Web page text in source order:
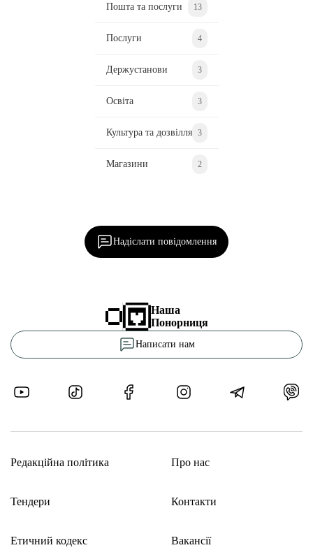
Пошта та послуги 13
Послуги 4
Держустанови 3
Освіта 3
Культура та дозвілля 3
Магазини 2
Надіслати повідомлення
Наша
Понорниця
Написати нам
Редакційна політика
Тендери
Етичний кодекс
Про нас
Контакти
Вакансії